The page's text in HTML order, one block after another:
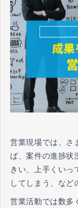
営業現場では、さ
ば、案件の進捗状
きい、上手くいっ
してしまう、など
営業活動では数多